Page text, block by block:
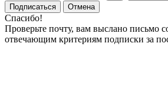
Подписаться
Отмена
Спасибо!
Проверьте почту, вам выслано письмо
отвечающим критериям подписки за